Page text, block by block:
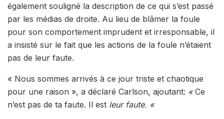
également souligné la description de ce qui s’est passé
par les médias de droite. Au lieu de blâmer la foule
pour son comportement imprudent et irresponsable, il
a insisté sur le fait que les actions de la foule n’étaient
pas de leur faute.
« Nous sommes arrivés à ce jour triste et chaotique
pour une raison », a déclaré Carlson, ajoutant: «Ce
n’est pas de ta faute. Il est leur faute. «